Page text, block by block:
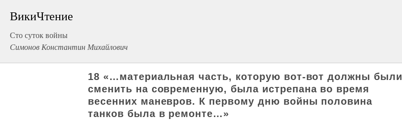
ВикиЧтение
Сто суток войны
Симонов Константин Михайлович
18 «…материальная часть, которую вот-вот должны были
сменить на современную, была истрепана во время
весенних маневров. К первому дню войны половина
танков была в ремонте…»